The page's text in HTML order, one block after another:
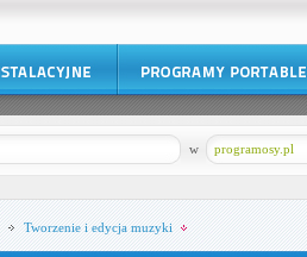
programosy.pl
w
Tworzenie i edycja muzyki